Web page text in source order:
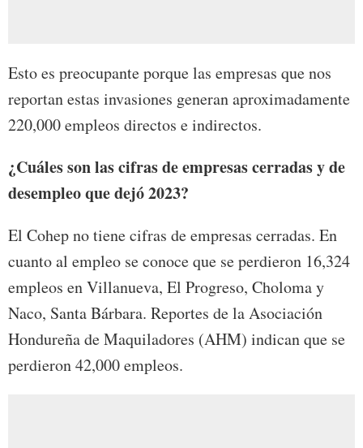
Esto es preocupante porque las empresas que nos
reportan estas invasiones generan aproximadamente
220,000 empleos directos e indirectos.
¿Cuáles son las cifras de empresas cerradas y de
desempleo que dejó 2023?
El Cohep no tiene cifras de empresas cerradas. En
cuanto al empleo se conoce que se perdieron 16,324
empleos en Villanueva, El Progreso, Choloma y
Naco, Santa Bárbara. Reportes de la Asociación
Hondureña de Maquiladores (AHM) indican que se
perdieron 42,000 empleos.